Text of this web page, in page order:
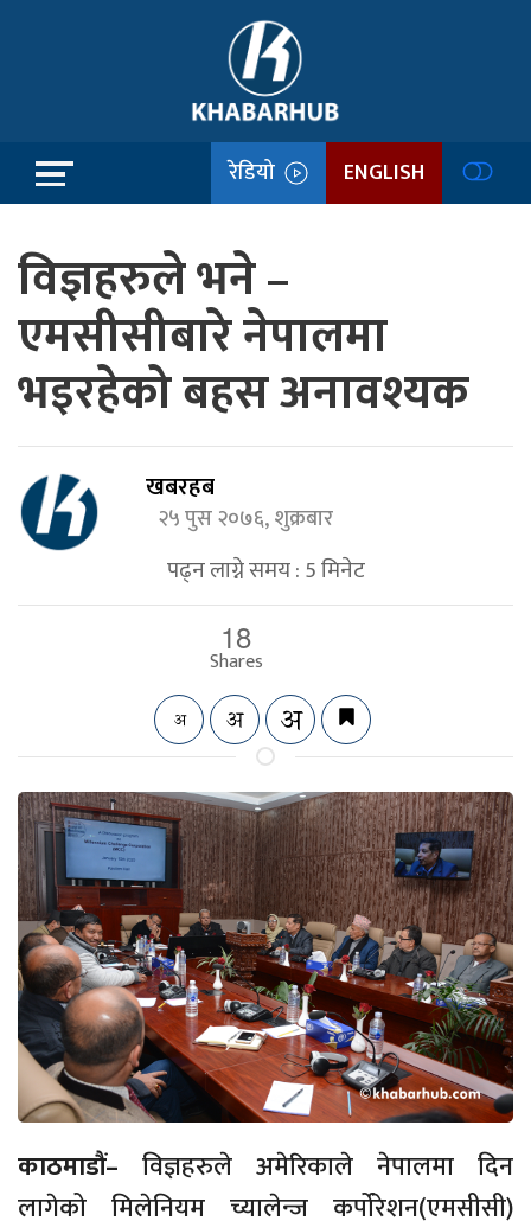
रेडियो ENGLISH
विज्ञहरुले भने –
एमसीसीबारे नेपालमा
भइरहेको बहस अनावश्यक
खबरहब
२५ पुस २०७६, शुक्रबार
पढ्न लाग्ने समय :5मिनेट
18
Shares
काठमाडौं– विज्ञहरुले अमेरिकाले नेपालमा दिन
लागेको मिलेनियम च्यालेन्ज कर्पोरेशन(एमसीसी)